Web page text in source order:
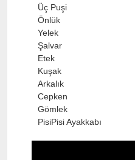
Üç Puşi
Önlük
Yelek
Şalvar
Etek
Kuşak
Arkalık
Cepken
Gömlek
PisiPisi Ayakkabı